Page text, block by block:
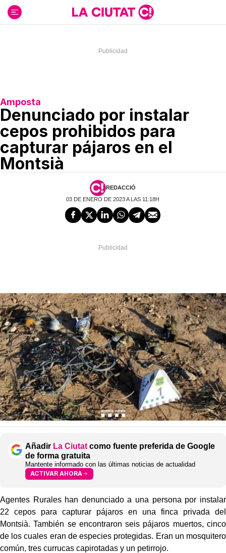
contenido
Amposta
Denunciado por instalar
cepos prohibidos para
capturar pájaros en el
Montsià
REDACCIÓ
03 DE ENERO DE 2023 A LAS 11:18H
Añadir La Ciutat como fuente preferida de Google
de forma gratuita
Mantente informado con las últimas noticias de actualidad
ACTIVAR AHORA
Agentes Rurales han denunciado a una persona por instalar
22 cepos para capturar pájaros en una finca privada del
Montsià. También se encontraron seis pájaros muertos, cinco
de los cuales eran de especies protegidas. Eran un mosquitero
común, tres currucas capirotadas y un petirrojo.